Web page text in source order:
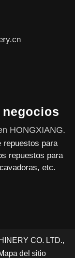
HONGXIANG.
repuestos para
repuestos para
etc.
CO. LTD.,
del sitio